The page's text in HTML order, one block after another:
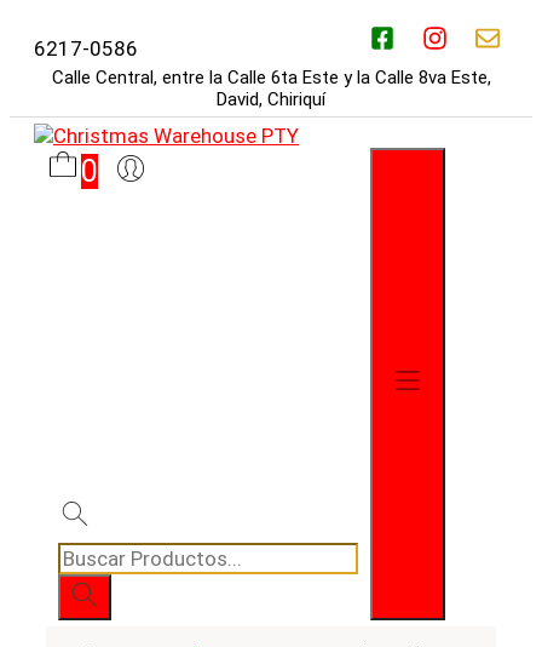
contenido
6217-0586
Calle Central, entre la Calle 6ta Este y la Calle 8va Este,
David, Chiriquí
0
Búsqueda
de
productos